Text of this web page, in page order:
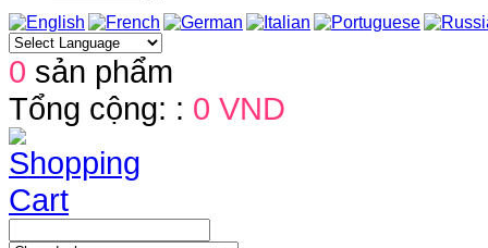
0 sản phẩm
Tổng cộng: : 0 VND